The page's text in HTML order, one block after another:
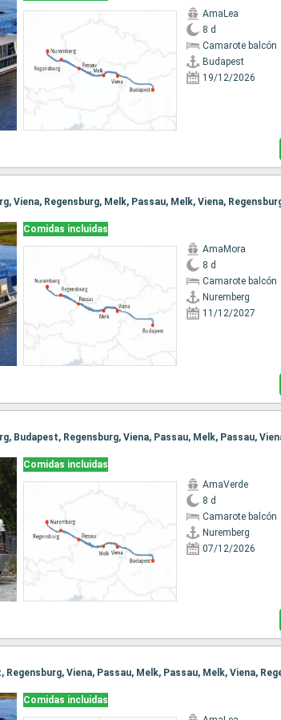
AmaLea
8 d
Camarote balcón
Budapest
19/12/2026
Comidas incluidas
AmaMora
8 d
Camarote balcón
Nuremberg
11/12/2027
Comidas incluidas
AmaVerde
8 d
Camarote balcón
Nuremberg
07/12/2026
Comidas incluidas